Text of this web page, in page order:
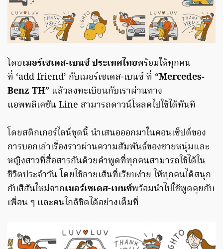
โดยเมอร์เซเดส-เบนซ์ ประเทศไทยพร้อมให้ทุกคน
ที่ ‘add friend’ กับเมอร์เซเดส-เบนซ์ ที่ “Mercedes-
Benz TH” แล้วลงทะเบียนกับเราผ่านทาง
แอพพลิเคชัน Line สามารถดาวน์โหลดไปใช้ได้ทันที
โดยสติกเกอร์ไลน์ชุดนี้ นำเสนอออกมาในคอนเซ็ปต์ของ
การบอกเล่าเรื่องราวผ่านความสัมพันธ์ของชายหนุ่มและ
หญิงสาวที่สื่อสารกันด้วยคำพูดที่ทุกคนสามารถใช้ได้ใน
ชีวิตประจำวัน โดยใช้ลายเส้นที่เรียบง่าย ให้ทุกคนได้สนุก
กับสีสันใหม่จากเมอร์เซเดส-เบนซ์พร้อมนำไปใช้พูดคุยกับ
เพื่อน ๆ และคนใกล้ชิดได้อย่างเต็มที่